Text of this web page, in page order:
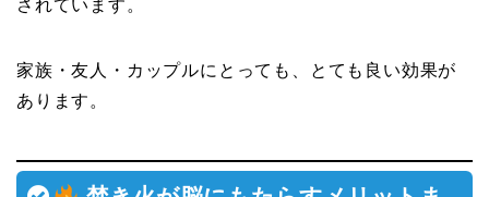
されています。
家族・友人・カップルにとっても、とても良い効果が
あります。